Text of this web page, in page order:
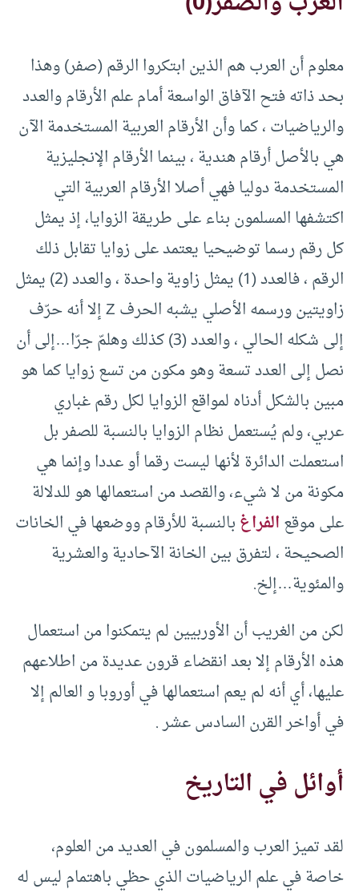
معلوم أن العرب هم الذين ابتكروا الرقم (صفر) وهذا
بحد ذاته فتح الآفاق الواسعة أمام علم الأرقام والعدد
والرياضيات ، كما وأن الأرقام العربية المستخدمة الآن
هي بالأصل أرقام هندية ، بينما الأرقام الإنجليزية
المستخدمة دوليا فهي أصلا الأرقام العربية التي
اكتشفها المسلمون بناء على طريقة الزوايا، إذ يمثل
كل رقم رسما توضيحيا يعتمد على زوايا تقابل ذلك
الرقم ، فالعدد (1) يمثل زاوية واحدة ، والعدد (2) يمثل
زاويتين ورسمه الأصلي يشبه الحرف Z إلا أنه حرّف
إلى شكله الحالي ، والعدد (3) كذلك وهلمّ جرّا…إلى أن
نصل إلى العدد تسعة وهو مكون من تسع زوايا كما هو
مبين بالشكل أدناه لمواقع الزوايا لكل رقم غباري
عربي، ولم يُستعمل نظام الزوايا بالنسبة للصفر بل
استعملت الدائرة لأنها ليست رقما أو عددا وإنما هي
مكونة من لا شيء، والقصد من استعمالها هو للدلالة
على موقعالفراغبالنسبة للأرقام ووضعها في الخانات
الصحيحة ، لتفرق بين الخانة الآحادية والعشرية
والمئوية…إلخ.
لكن من الغريب أن الأوربيين لم يتمكنوا من استعمال
هذه الأرقام إلا بعد انقضاء قرون عديدة من اطلاعهم
عليها، أي أنه لم يعم استعمالها في أوروبا و العالم إلا
في أواخر القرن السادس عشر .
أوائل في التاريخ
لقد تميز العرب والمسلمون في العديد من العلوم،
خاصة في علم الرياضيات الذي حظي باهتمام ليس له